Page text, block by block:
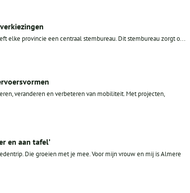
elke provincie een centraal stembureau. Dit stembureau zorgt o...
veranderen en verbeteren van mobiliteit. Met projecten,
en aan tafel’
Die groeien met je mee. Voor mijn vrouw en mij is Almere